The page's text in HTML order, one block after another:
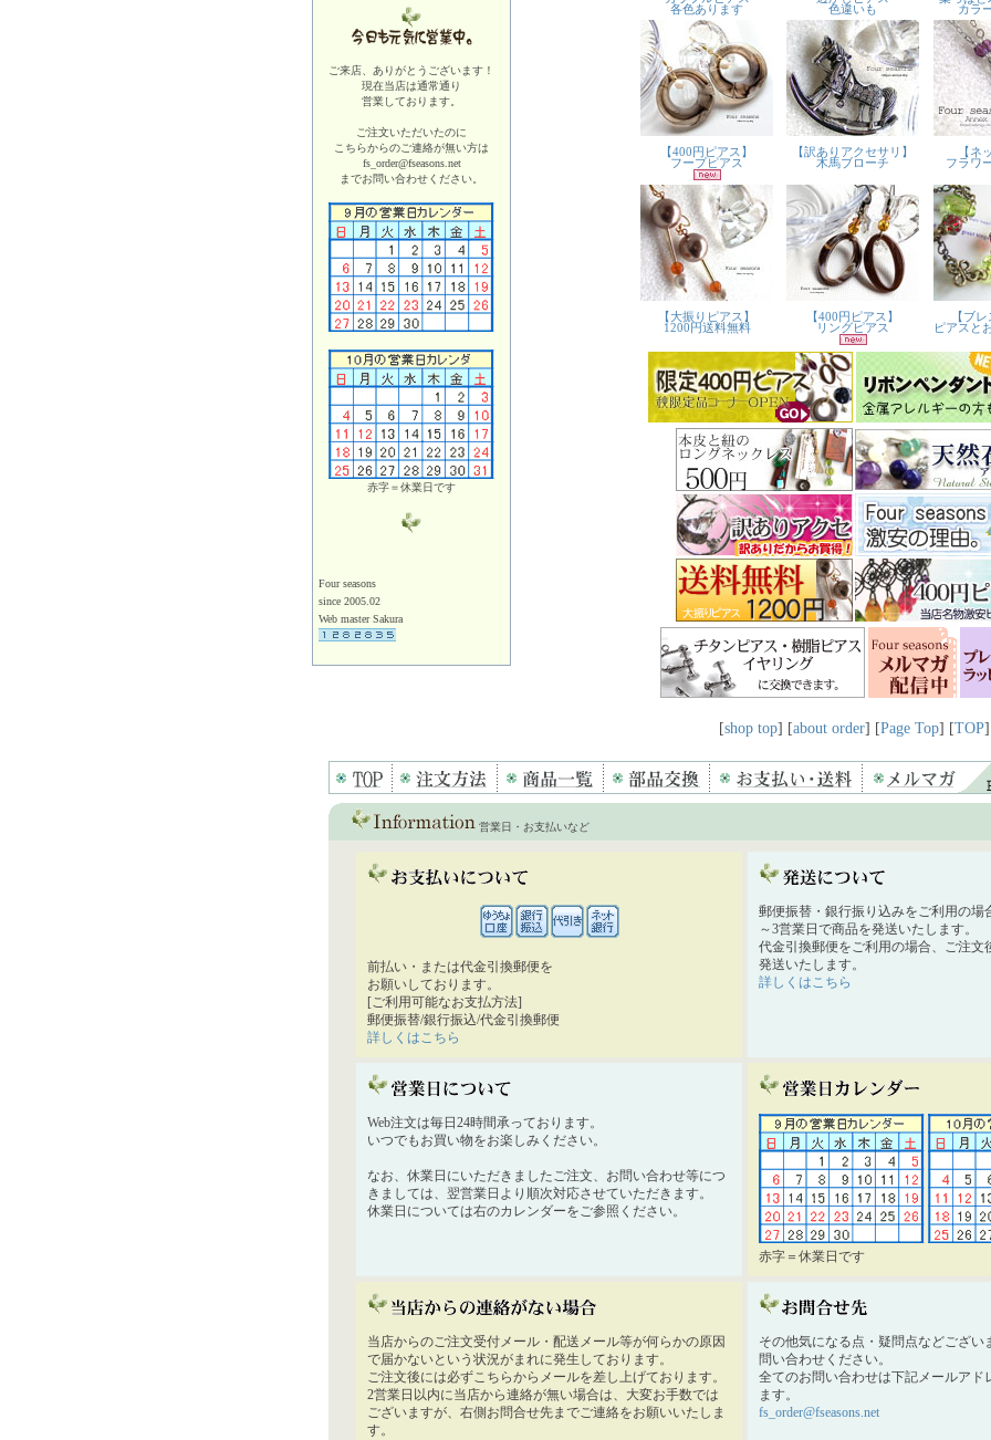
ご来店、ありがとうございます！
現在当店は通常通り
営業しております。
ご注文いただいたのに
こちらからのご連絡が無い方は
fs_order@fseasons.net
までお問い合わせください。
赤字＝休業日です
Four seasons
since 2005.02
Web master Sakura
[shop top] [about order] [Page Top] [TOP]
営業日・お支払いなど
前払い・または代金引換郵便を
お願いしております。
[ご利用可能なお支払方法]
郵便振替/銀行振込/代金引換郵便
詳しくはこちら
郵便振替・銀行振り込みをご利用の場
～3営業日で商品を発送いたします。
代金引換郵便をご利用の場合、ご注文
発送いたします。
詳しくはこちら
Web注文は毎日24時間承っております。
いつでもお買い物をお楽しみください。
なお、休業日にいただきましたご注文、お問い合わせ等につ
きましては、翌営業日より順次対応させていただきます。
休業日については右のカレンダーをご参照ください。
赤字＝休業日です
当店からのご注文受付メール・配送メール等が何らかの原因
で届かないという状況がまれに発生しております。
ご注文後には必ずこちらからメールを差し上げております。
2営業日以内に当店から連絡が無い場合は、大変お手数では
ございますが、右側お問合せ先までご連絡をお願いいたしま
す。
その他気になる点・疑問点などござい
問い合わせください。
全てのお問い合わせは下記メールアド
ます。
fs_order@fseasons.net